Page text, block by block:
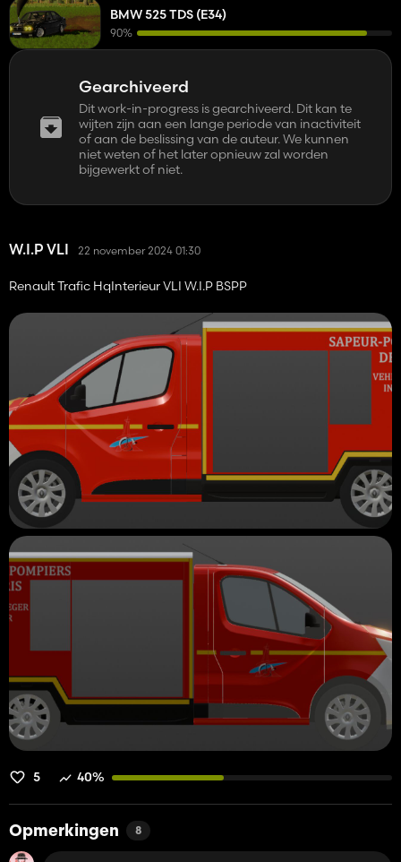
Gearchiveerd
Dit work-in-progress is gearchiveerd. Dit kan te
wijten zijn aan een lange periode van inactiviteit
of aan de beslissing van de auteur. We kunnen
niet weten of het later opnieuw zal worden
bijgewerkt of niet.
W.I.P VLI 22 november 2024 01:30
Renault Trafic HqInterieur VLI W.I.P BSPP
5 40%
Opmerkingen 8
BMW 525 TDS (E34)
90%